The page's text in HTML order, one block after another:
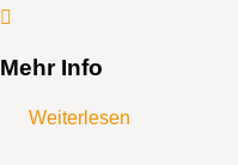
Mehr Info
Weiterlesen